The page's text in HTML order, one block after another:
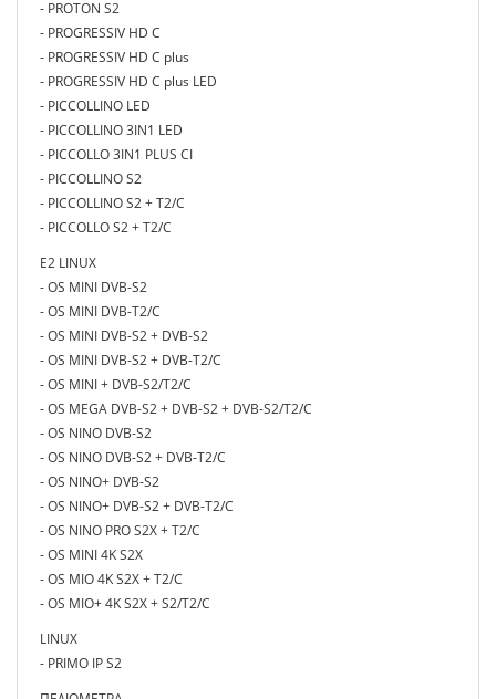
- PROTON S2
- PROGRESSIV HD C
- PROGRESSIV HD C plus
- PROGRESSIV HD C plus LED
- PICCOLLINO LED
- PICCOLLINO 3IN1 LED
- PICCOLLO 3IN1 PLUS CI
- PICCOLLINO S2
- PICCOLLINO S2 + T2/C
- PICCOLLO S2 + T2/C
E2 LINUX
- OS MINI DVB-S2
- OS MINI DVB-T2/C
- OS MINI DVB-S2 + DVB-S2
- OS MINI DVB-S2 + DVB-T2/C
- OS MINI + DVB-S2/T2/C
- OS MEGA DVB-S2 + DVB-S2 + DVB-S2/T2/C
- OS NINO DVB-S2
- OS NINO DVB-S2 + DVB-T2/C
- OS NINO+ DVB-S2
- OS NINO+ DVB-S2 + DVB-T2/C
- OS NINO PRO S2X + T2/C
- OS MINI 4K S2X
- OS MIO 4K S2X + T2/C
- OS MIO+ 4K S2X + S2/T2/C
LINUX
- PRIMO IP S2